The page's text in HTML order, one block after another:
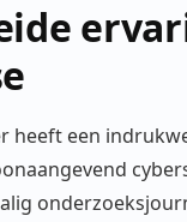
heeft een